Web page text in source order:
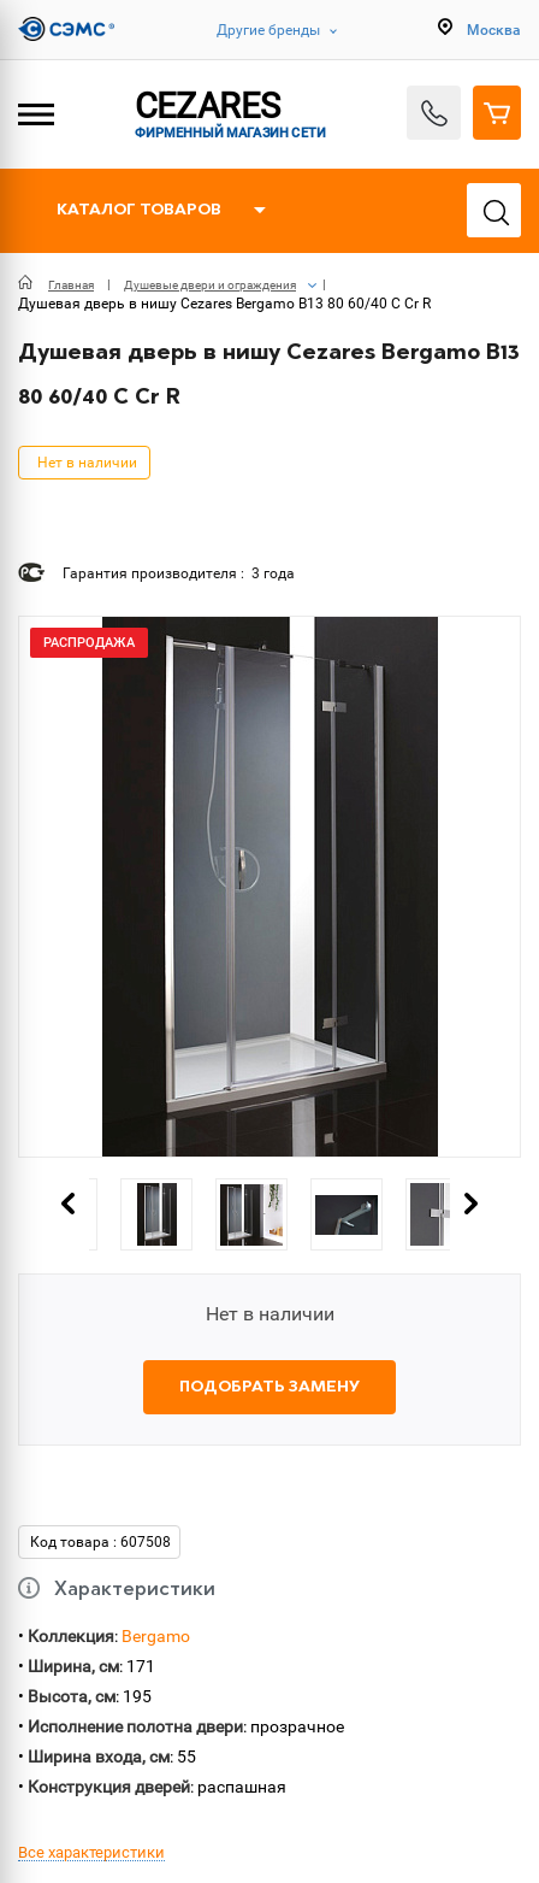
Другие бренды Москва
CEZARES
ФИРМЕННЫЙ МАГАЗИН СЕТИ
КАТАЛОГ ТОВАРОВ
Главная Душевые двери и ограждения
Душевая дверь в нишу Cezares Bergamo B13 80 60/40 C Cr R
Душевая дверь в нишу Cezares Bergamo B13
80 60/40 C Cr R
Нет в наличии
Гарантия производителя : 3 года
РАСПРОДАЖА
Нет в наличии
ПОДОБРАТЬ ЗАМЕНУ
Код товара : 607508
Характеристики
• Коллекция: Bergamo
• Ширина, см: 171
• Высота, см: 195
• Исполнение полотна двери: прозрачное
• Ширина входа, см: 55
• Конструкция дверей: распашная
Все характеристики